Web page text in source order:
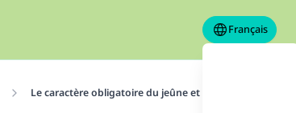
Français
Le caractère obligatoire du jeûne et son mérite